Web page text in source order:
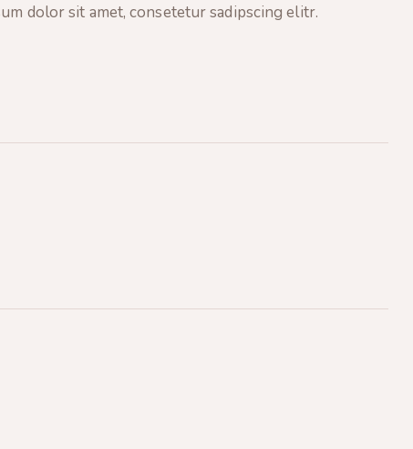
dolor sit amet, consetetur sadipscing elitr.